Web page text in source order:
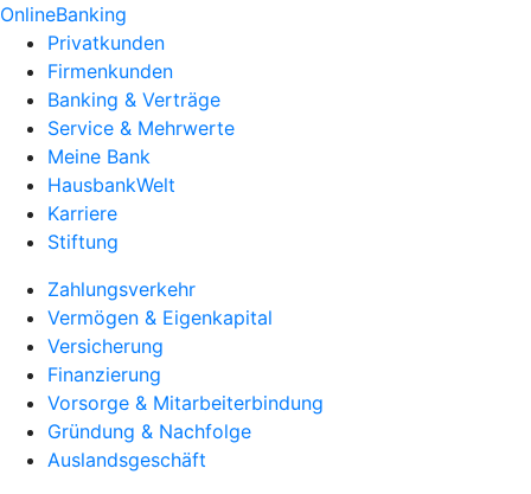
OnlineBanking
Privatkunden
Firmenkunden
Banking & Verträge
Service & Mehrwerte
Meine Bank
HausbankWelt
Karriere
Stiftung
Zahlungsverkehr
Vermögen & Eigenkapital
Versicherung
Finanzierung
Vorsorge & Mitarbeiterbindung
Gründung & Nachfolge
Auslandsgeschäft